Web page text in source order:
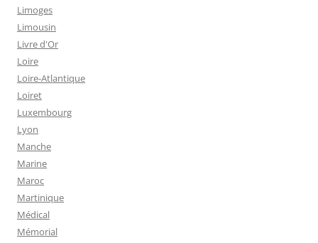
Limoges
Limousin
Livre d'Or
Loire
Loire-Atlantique
Loiret
Luxembourg
Lyon
Manche
Marine
Maroc
Martinique
Médical
Mémorial